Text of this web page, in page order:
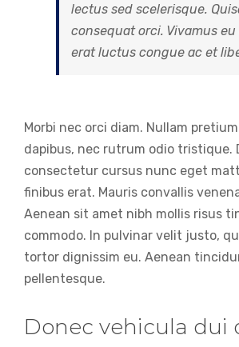
lectus sed scelerisque.
consequat orci. Vivamus eu
erat luctus congue ac et
Morbi nec orci diam. Nullam
dapibus, nec rutrum odio tristique.
consectetur cursus nunc eget
finibus erat. Mauris convallis
Aenean sit amet nibh mollis risus
commodo. In pulvinar velit justo,
tortor dignissim eu. Aenean
pellentesque.
Donec vehicula dui